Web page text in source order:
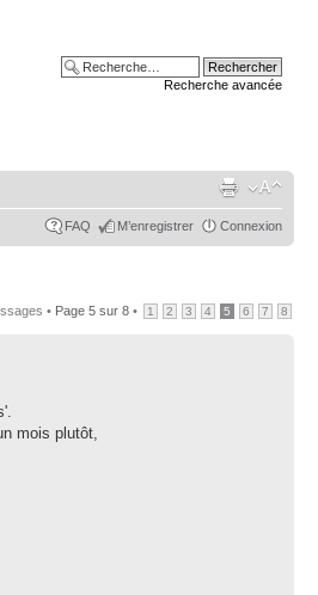
Recherche avancée
FAQ M’enregistrer Connexion
• Page 5 sur 8 • 1 2 3 4 5 6 7 8
mois plutôt,